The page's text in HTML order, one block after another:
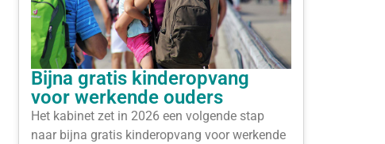
Bijna gratis kinderopvang
voor werkende ouders
Het kabinet zet in 2026 een volgende stap
naar bijna gratis kinderopvang voor werkende